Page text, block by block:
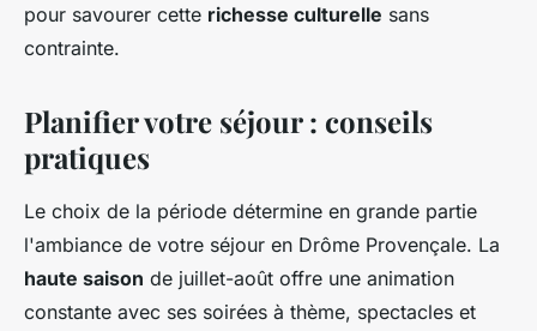
pour savourer cette richesse culturelle sans
contrainte.
Planifier votre séjour : conseils
pratiques
Le choix de la période détermine en grande partie
l'ambiance de votre séjour en Drôme Provençale. La
haute saison de juillet-août offre une animation
constante avec ses soirées à thème, spectacles et